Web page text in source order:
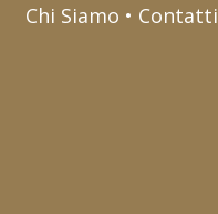
Chi Siamo • Contatti